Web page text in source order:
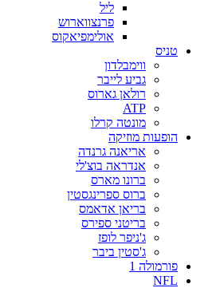
ליל
פרנצווארוש
אולימפיאקוס
טניס
ווימבלדון
גביע לייבר
רולאן גארוס
ATP
מונטה קרלו
הופעות מוזיקה
אריאנה גרנדה
אנדראה בוצ'לי
ברונו מארס
ברוס ספרינגסטין
בריאן אדאמס
בריטני ספירס
ג'ניפר לופז
ג'סטין ביבר
פורמולה 1
NFL